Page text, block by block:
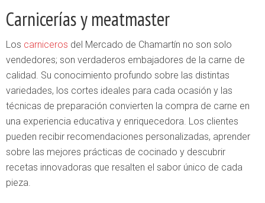
Carnicerías y meatmaster
Los carniceros del Mercado de Chamartín no son solo
vendedores; son verdaderos embajadores de la carne de
calidad. Su conocimiento profundo sobre las distintas
variedades, los cortes ideales para cada ocasión y las
técnicas de preparación convierten la compra de carne en
una experiencia educativa y enriquecedora. Los clientes
pueden recibir recomendaciones personalizadas, aprender
sobre las mejores prácticas de cocinado y descubrir
recetas innovadoras que resalten el sabor único de cada
pieza.